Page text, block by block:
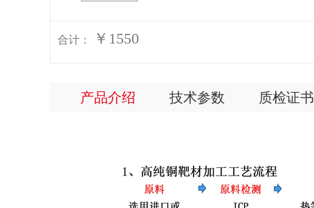
合计： ￥1550
产品介绍 技术参数 质检证书